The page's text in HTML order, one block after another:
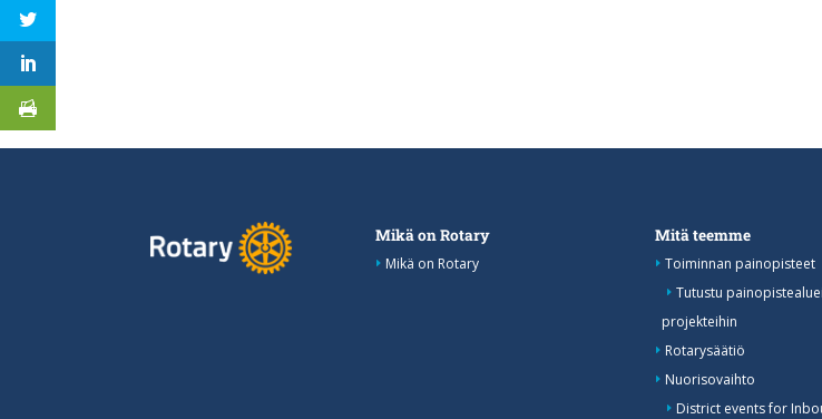
Mikä on Rotary
Mikä on Rotary
Mitä teemme
Toiminnan painopisteet
Tutustu
projekteihin
Rotarysäätiö
Nuorisovaihto
District events for